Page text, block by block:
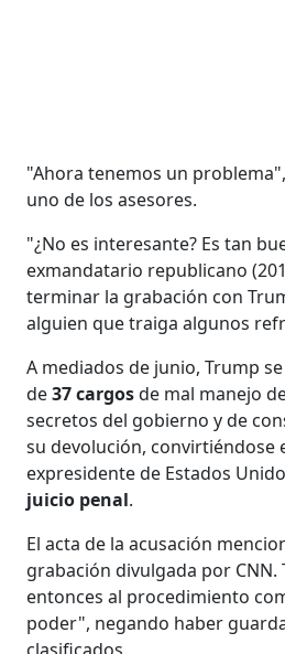
"Ahora tenemos un
uno de los asesores.
"¿No es interesante? Es tan
exmandatario republicano
terminar la grabación con
alguien que traiga algunos
A mediados de junio, Trump
de37 cargosde mal manejo
secretos del gobierno y de
su devolución, convirtiéndose
expresidente de Estados
juicio penal.
El acta de la acusación
grabación divulgada por
entonces al procedimiento
poder", negando haber